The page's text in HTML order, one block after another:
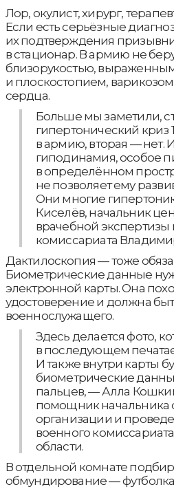
Лор, окулист, хирург,
Если есть серьёзные
их подтверждения
в стационар. В армию не
близорукостью,
и плоскостопием,
сердца.
Больше мы заметили,
гипертонический криз
в армию, вторая — нет.
гиподинамия, особое
в определённом
не позволяет ему
Они многие
Киселёв, начальник
врачебной экспертизы
комиссариата
Дактилоскопия — тоже
Биометрические данные
электронной карты. Она
удостоверение и должна
военнослужащего.
Здесь делается фото,
в последующем
И также внутри карты
биометрические
пальцев, — Алла
помощник начальника
организации и
военного
области.
В отдельной комнате
обмундирование —